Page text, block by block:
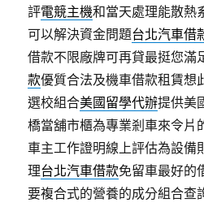
評電競主機和當天處理能散熱
可以解決資金問題台北汽車借
借款不限廠牌可再貸最挺您滿
款優質合法及機車借款租賃想
選校組合美國留學代辦提供美
橋當舖市櫃為專業剎車來令片
車主工作證明線上評估為設備
理台北汽車借款免留車最好的
要複合式的營養的成分組合查